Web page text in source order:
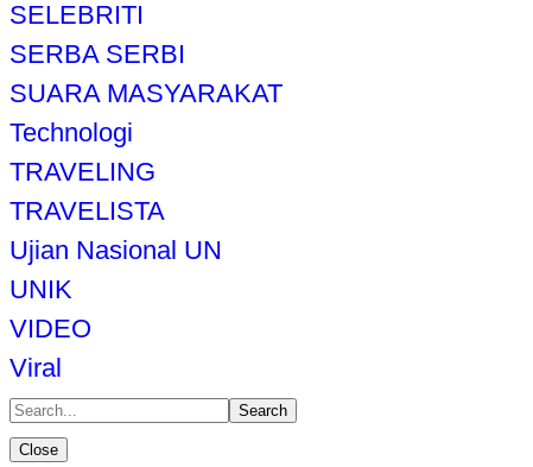
SELEBRITI
SERBA SERBI
SUARA MASYARAKAT
Technologi
TRAVELING
TRAVELISTA
Ujian Nasional UN
UNIK
VIDEO
Viral
Search
Close